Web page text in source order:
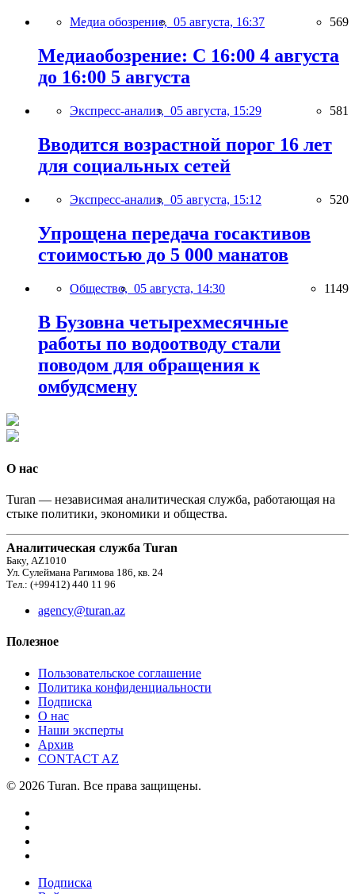
Медиа обозрение, 05 августа, 16:37 569
Медиаобозрение: С 16:00 4 августа
до 16:00 5 августа
Экспресс-анализ, 05 августа, 15:29 581
Вводится возрастной порог 16 лет
для социальных сетей
Экспресс-анализ, 05 августа, 15:12 520
Упрощена передача госактивов
стоимостью до 5 000 манатов
Общество, 05 августа, 14:30 1149
В Бузовна четырехмесячные
работы по водоотводу стали
поводом для обращения к
омбудсмену
О нас
Turan — независимая аналитическая служба, работающая на
стыке политики, экономики и общества.
Аналитическая служба Turan
Баку, AZ1010
Ул. Сулеймана Рагимова 186, кв. 24
Тел.: (+99412) 440 11 96
agency@turan.az
Полезное
Пользовательское соглашение
Политика конфиденциальности
Подписка
О нас
Наши эксперты
Архив
CONTACT AZ
© 2026 Turan. Все права защищены.
Подписка